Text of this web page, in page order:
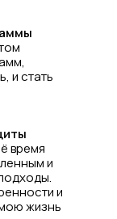
и стать
время
и
и
жизнь